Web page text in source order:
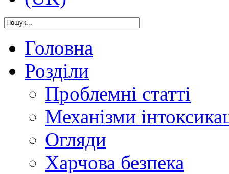
Головна
Розділи
Проблемні статті
Механізми
Огляди
Харчова безпека